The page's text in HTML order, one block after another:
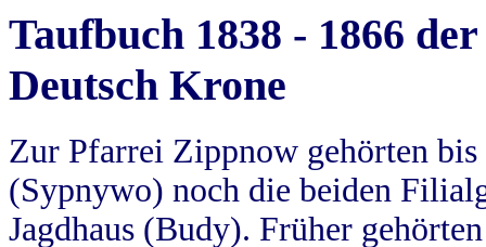
Taufbuch 1838 - 1866
Deutsch Krone
Zur Pfarrei Zippnow gehörten
(Sypnywo) noch die beiden
Jagdhaus (Budy). Früher